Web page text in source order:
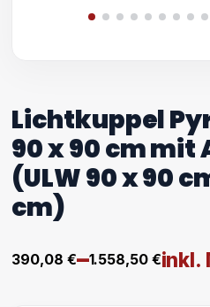
Lichtkuppel
90 x 90 cm
(ULW 90 x 90
cm)
390,08 €–1.558,50 €
Preisspanne:
inkl.